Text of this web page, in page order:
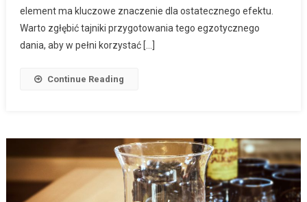
element ma kluczowe znaczenie dla ostatecznego efektu.
Warto zgłębić tajniki przygotowania tego egzotycznego
dania, aby w pełni korzystać […]
Continue Reading